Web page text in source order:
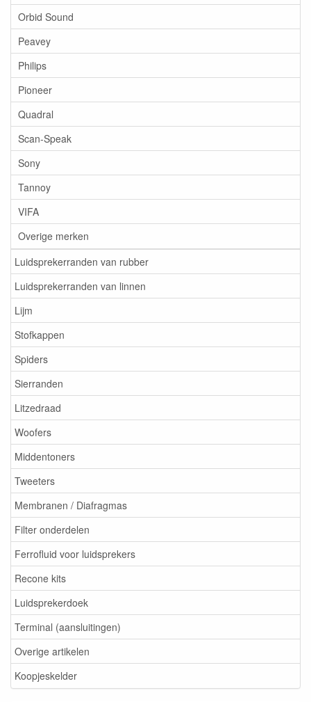
Orbid Sound
Peavey
Philips
Pioneer
Quadral
Scan-Speak
Sony
Tannoy
VIFA
Overige merken
Luidsprekerranden van rubber
Luidsprekerranden van linnen
Lijm
Stofkappen
Spiders
Sierranden
Litzedraad
Woofers
Middentoners
Tweeters
Membranen / Diafragmas
Filter onderdelen
Ferrofluid voor luidsprekers
Recone kits
Luidsprekerdoek
Terminal (aansluitingen)
Overige artikelen
Koopjeskelder